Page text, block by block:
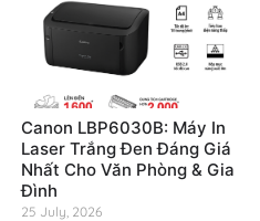
Canon LBP6030B: Máy In
Laser Trắng Đen Đáng Giá
Nhất Cho Văn Phòng & Gia
Đình
25 July, 2026